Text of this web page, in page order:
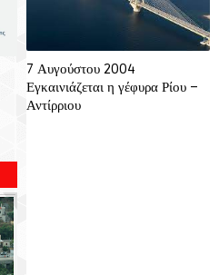
7 Αυγούστου 2004
Εγκαινιάζεται η γέφυρα Ρίου –
Αντίρριου